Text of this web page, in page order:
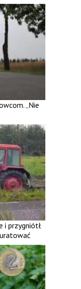
„Nie
i przygniótł